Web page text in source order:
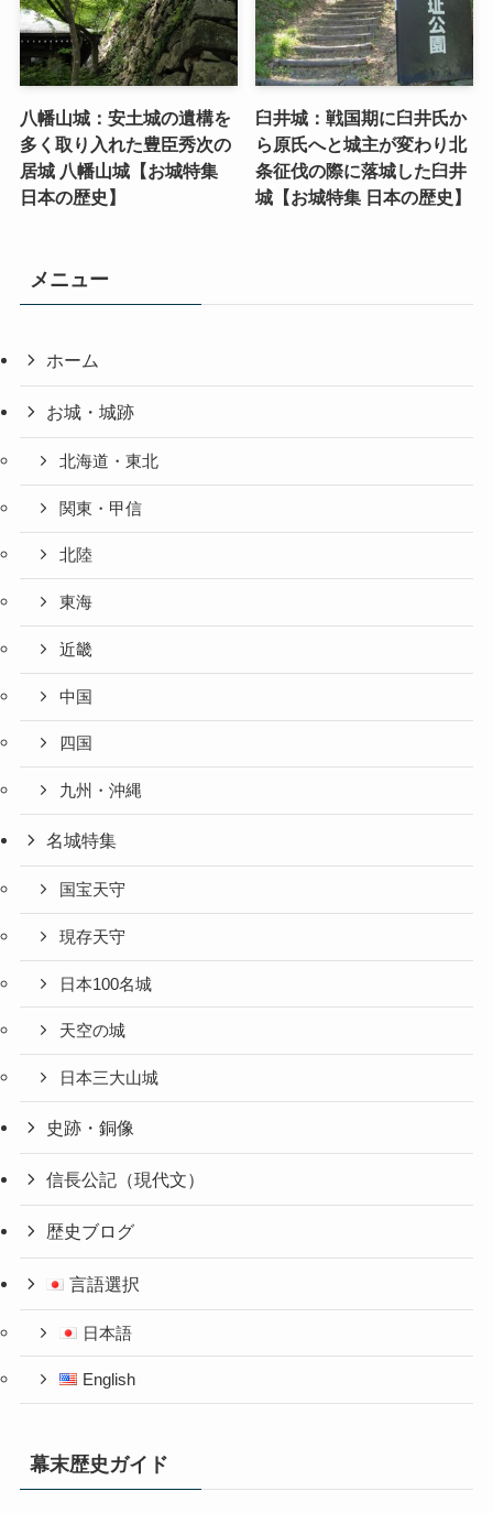
八幡山城：安土城の遺構を
多く取り入れた豊臣秀次の
居城 八幡山城【お城特集
日本の歴史】
臼井城：戦国期に臼井氏か
ら原氏へと城主が変わり北
条征伐の際に落城した臼井
城【お城特集 日本の歴史】
メニュー
ホーム
お城・城跡
北海道・東北
関東・甲信
北陸
東海
近畿
中国
四国
九州・沖縄
名城特集
国宝天守
現存天守
日本100名城
天空の城
日本三大山城
史跡・銅像
信長公記（現代文）
歴史ブログ
言語選択
日本語
English
幕末歴史ガイド